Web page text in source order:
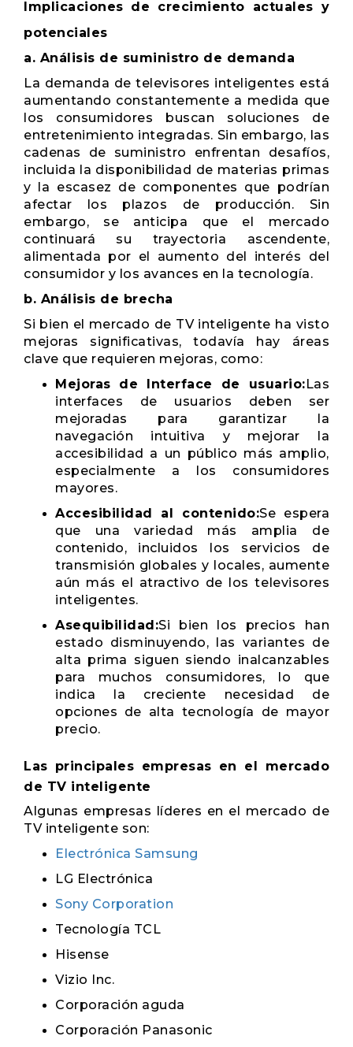
Implicaciones de crecimiento actuales y
potenciales
a. Análisis de suministro de demanda
La demanda de televisores inteligentes está
aumentando constantemente a medida que
los consumidores buscan soluciones de
entretenimiento integradas. Sin embargo, las
cadenas de suministro enfrentan desafíos,
incluida la disponibilidad de materias primas
y la escasez de componentes que podrían
afectar los plazos de producción. Sin
embargo, se anticipa que el mercado
continuará su trayectoria ascendente,
alimentada por el aumento del interés del
consumidor y los avances en la tecnología.
b. Análisis de brecha
Si bien el mercado de TV inteligente ha visto
mejoras significativas, todavía hay áreas
clave que requieren mejoras, como:
Mejoras de Interface de usuario:Las
interfaces de usuarios deben ser
mejoradas para garantizar la
navegación intuitiva y mejorar la
accesibilidad a un público más amplio,
especialmente a los consumidores
mayores.
Accesibilidad al contenido:Se espera
que una variedad más amplia de
contenido, incluidos los servicios de
transmisión globales y locales, aumente
aún más el atractivo de los televisores
inteligentes.
Asequibilidad:Si bien los precios han
estado disminuyendo, las variantes de
alta prima siguen siendo inalcanzables
para muchos consumidores, lo que
indica la creciente necesidad de
opciones de alta tecnología de mayor
precio.
Las principales empresas en el mercado
de TV inteligente
Algunas empresas líderes en el mercado de
TV inteligente son:
Electrónica Samsung
LG Electrónica
Sony Corporation
Tecnología TCL
Hisense
Vizio Inc.
Corporación aguda
Corporación Panasonic